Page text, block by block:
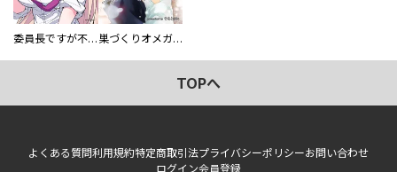
委員長ですが不良になるほど恋してます！ 巣づくりオメガバース
TOPへ
よくある質問利用規約特定商取引法プライバシーポリシーお問い合わせ
ログイン会員登録